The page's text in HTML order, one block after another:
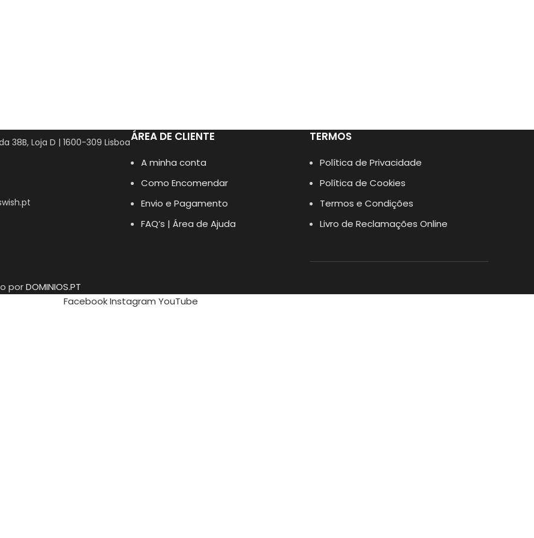
38B, Loja D | 1600-309 LisboaÁREA DE CLIENTE
A minha conta
Como Encomendar
Envio e Pagamento
FAQ’s | Área de Ajuda
TERMOS
Política de Privacidade
Política de Cookies
Termos e Condições
Livro de Reclamações Online
porDOMINIOS.PT
FacebookInstagram YouTube